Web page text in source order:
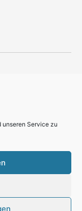
unseren Service zu